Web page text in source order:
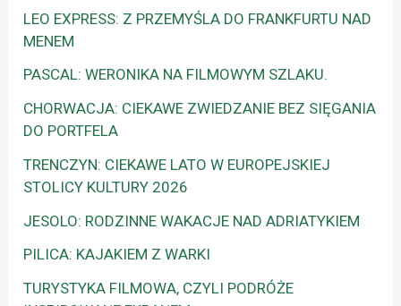
LEO EXPRESS: Z PRZEMYŚLA DO FRANKFURTU NAD
MENEM
PASCAL: WERONIKA NA FILMOWYM SZLAKU.
CHORWACJA: CIEKAWE ZWIEDZANIE BEZ SIĘGANIA
DO PORTFELA
TRENCZYN: CIEKAWE LATO W EUROPEJSKIEJ
STOLICY KULTURY 2026
JESOLO: RODZINNE WAKACJE NAD ADRIATYKIEM
PILICA: KAJAKIEM Z WARKI
TURYSTYKA FILMOWA, CZYLI PODRÓŻE